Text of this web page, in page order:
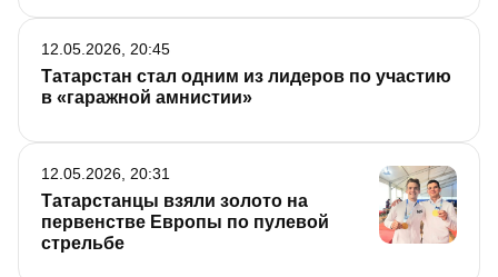
Татарстан стал одним из лидеров по участию
в «гаражной амнистии»
12.05.2026, 20:45
Татарстанцы взяли золото на
первенстве Европы по пулевой
стрельбе
12.05.2026, 20:31